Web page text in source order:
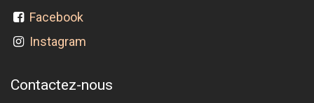
Facebook
Instagram
Contactez-nous